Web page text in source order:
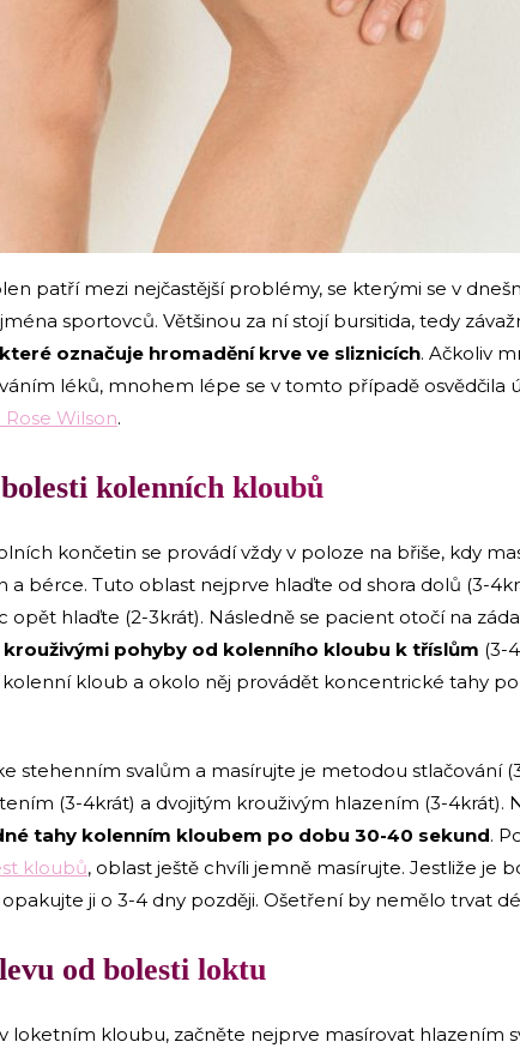
patří mezi nejčastější problémy, se kterými se v
sportovců. Většinou za ní stojí bursitida, tedy
které označuje hromadění krve ve sliznicích. Ačkoliv
léků, mnohem lépe se v tomto případě osvědčila
Rose Wilson.
kolenních kloubů
končetin se provádí vždy v poloze na břiše, kdy
a bérce. Tuto oblast nejprve hlaďte od shora dolů (3-
opět hlaďte (2-3krát). Následně se pacient otočí na
pohyby od kolenního kloubu k tříslům (3-
kloub a okolo něj provádět koncentrické tahy
stehenním svalům a masírujte je metodou stlačování
(3-4krát) a dvojitým krouživým hlazením (3-4krát).
tahy kolenním kloubem po dobu 30-40 sekund.
kloubů, oblast ještě chvíli jemně masírujte. Jestliže je
ji o 3-4 dny později. Ošetření by nemělo trvat
od bolesti loktu
loketním kloubu, začněte nejprve masírovat hlazením